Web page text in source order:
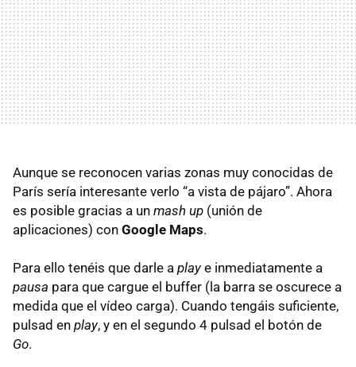
Aunque se reconocen varias zonas muy conocidas de
París sería interesante verlo “a vista de pájaro”. Ahora
es posible gracias a un mash up (unión de
aplicaciones) con Google Maps.
Para ello tenéis que darle a playe inmediatamente a
pausa para que cargue el buffer (la barra se oscurece a
medida que el vídeo carga). Cuando tengáis suficiente,
pulsad en play, y en el segundo 4 pulsad el botón de
Go.